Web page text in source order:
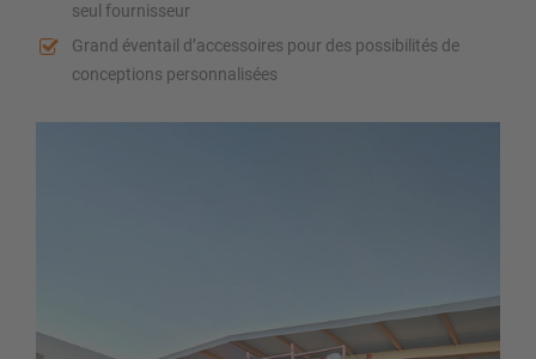
seul fournisseur
Grand éventail d’accessoires pour des possibilités de
conceptions personnalisées